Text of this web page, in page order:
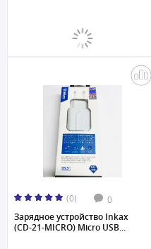
(0) 0
Зарядное устройство Inkax
(CD-21-MICRO) Micro USB...